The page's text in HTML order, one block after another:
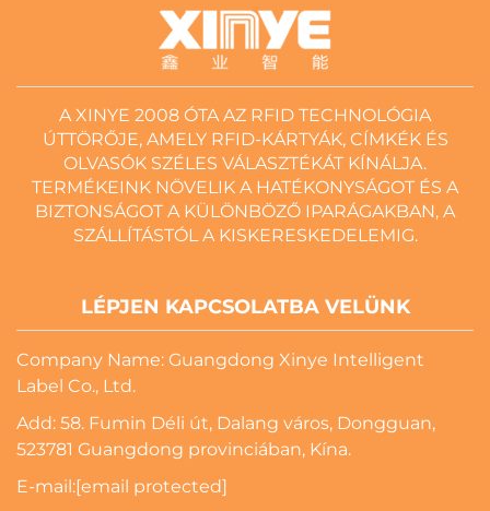
A XINYE 2008 ÓTA AZ RFID TECHNOLÓGIA
ÚTTÖRŐJE, AMELY RFID-KÁRTYÁK, CÍMKÉK ÉS
OLVASÓK SZÉLES VÁLASZTÉKÁT KÍNÁLJA.
TERMÉKEINK NÖVELIK A HATÉKONYSÁGOT ÉS A
BIZTONSÁGOT A KÜLÖNBÖZŐ IPARÁGAKBAN, A
SZÁLLÍTÁSTÓL A KISKERESKEDELEMIG.
LÉPJEN KAPCSOLATBA VELÜNK
Company Name: Guangdong Xinye Intelligent
Label Co., Ltd.
Add: 58. Fumin Déli út, Dalang város, Dongguan,
523781 Guangdong provinciában, Kína.
E-mail:[email protected]